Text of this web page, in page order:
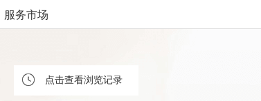
服务市场
点击查看浏览记录